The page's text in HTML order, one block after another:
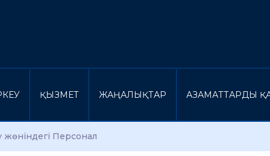
ҚЫЗМЕТ ЖАҢАЛЫҚТАР АЗАМАТТАРДЫ
жөніндегі Персонал